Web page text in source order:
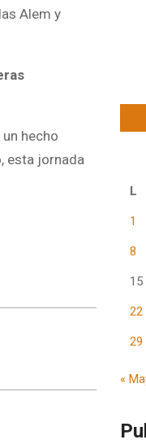
Alem y
hecho
esta jornada
L
1
8
15
22
29
«